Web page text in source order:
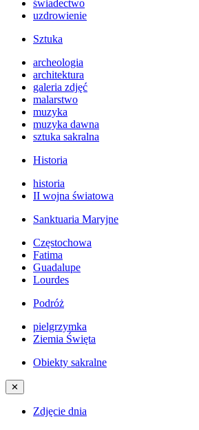
świadectwo
uzdrowienie
Sztuka
archeologia
architektura
galeria zdjęć
malarstwo
muzyka
muzyka dawna
sztuka sakralna
Historia
historia
II wojna światowa
Sanktuaria Maryjne
Częstochowa
Fatima
Guadalupe
Lourdes
Podróż
pielgrzymka
Ziemia Święta
Obiekty sakralne
✕
Zdjęcie dnia